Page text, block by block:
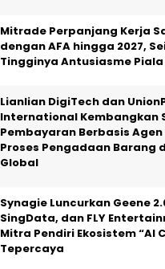
Mitrade Perpanjang Kerja
dengan AFA hingga 2027,
Tingginya Antusiasme Piala
Lianlian DigiTech dan
International Kembangkan
Pembayaran Berbasis Agen
Proses Pengadaan Barang
Global
Synagie Luncurkan Geene
SingData, dan FLY
Mitra Pendiri Ekosistem “AI
Tepercaya